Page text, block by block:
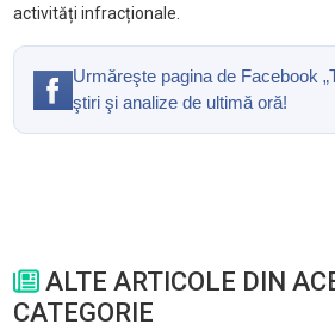
activități infracționale.
Urmăreşte pagina de Facebook
ştiri şi analize de ultimă oră!
ALTE ARTICOLE DIN
CATEGORIE